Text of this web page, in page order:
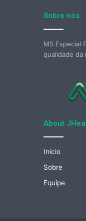
Sobre nós
MS Especial
qualidade da
About
Início
Sobre
Equipe